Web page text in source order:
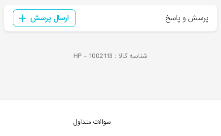
پرسش و پاسخ ارسال پرسش
شناسه کالا : HP - 1002113
سوالات متداول